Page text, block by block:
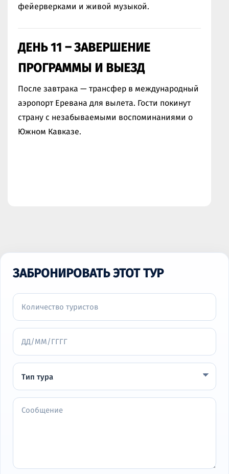
фейерверками и живой музыкой.
ДЕНЬ 11 – ЗАВЕРШЕНИЕ
ПРОГРАММЫ И ВЫЕЗД
После завтрака — трансфер в международный
аэропорт Еревана для вылета. Гости покинут
страну с незабываемыми воспоминаниями о
Южном Кавказе.
ЗАБРОНИРОВАТЬ ЭТОТ ТУР